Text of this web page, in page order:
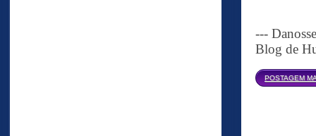
---
Blog de
POSTAGEM